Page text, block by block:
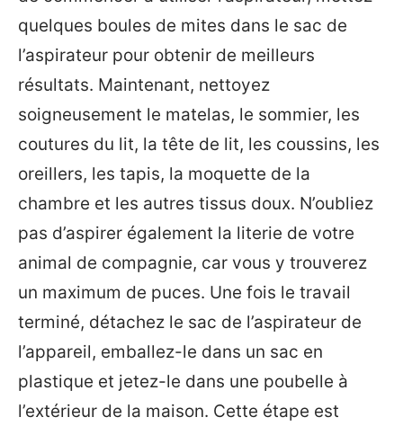
quelques boules de mites dans le sac de
l’aspirateur pour obtenir de meilleurs
résultats. Maintenant, nettoyez
soigneusement le matelas, le sommier, les
coutures du lit, la tête de lit, les coussins, les
oreillers, les tapis, la moquette de la
chambre et les autres tissus doux. N’oubliez
pas d’aspirer également la literie de votre
animal de compagnie, car vous y trouverez
un maximum de puces. Une fois le travail
terminé, détachez le sac de l’aspirateur de
l’appareil, emballez-le dans un sac en
plastique et jetez-le dans une poubelle à
l’extérieur de la maison. Cette étape est